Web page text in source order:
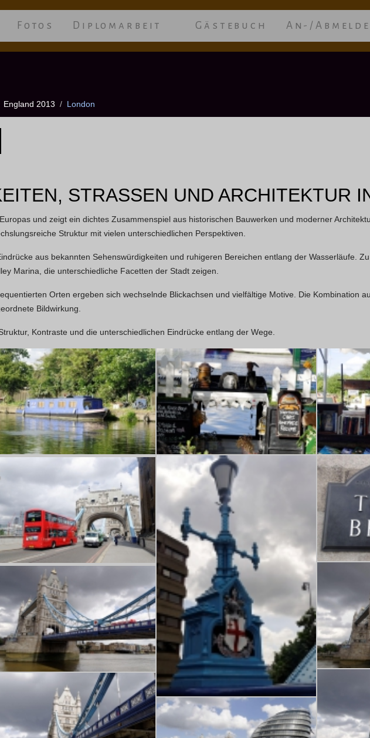
Fotos Diplomarbeit Gästebuch An-/
England 2013 London
STRASSEN UND ARCHITEKTUR IN
und zeigt ein dichtes Zusammenspiel aus historischen Bauwerken und moderner
Struktur mit vielen unterschiedlichen Perspektiven.
aus bekannten Sehenswürdigkeiten und ruhigeren Bereichen entlang der Wasserläufe.
Marina, die unterschiedliche Facetten der Stadt zeigen.
Orten ergeben sich wechselnde Blickachsen und vielfältige Motive. Die Kombination
Bildwirkung.
Kontraste und die unterschiedlichen Eindrücke entlang der Wege.